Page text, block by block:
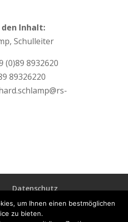
Inhalt:
Schulleiter
(0)89 8932620
89326220
Datenschutz
um Ihnen einen bestmöglichen
zu bieten.